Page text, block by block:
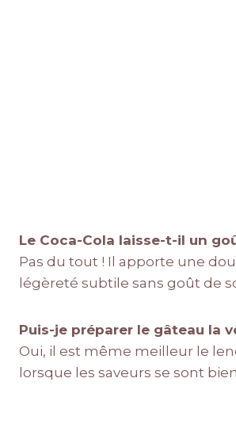
Le Coca-Cola laisse-t-il un
Pas du tout ! Il apporte une
légèreté subtile sans goût de
Puis-je préparer le gâteau la
Oui, il est même meilleur le
lorsque les saveurs se sont